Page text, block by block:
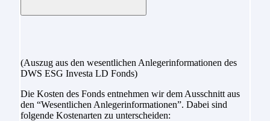
(Auszug aus den wesentlichen Anlegerinformationen des
DWS ESG Investa LD Fonds)
Die Kosten des Fonds entnehmen wir dem Ausschnitt aus
den “Wesentlichen Anlegerinformationen”. Dabei sind
folgende Kostenarten zu unterscheiden: